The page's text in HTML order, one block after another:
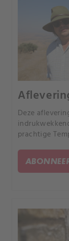
Deze
prachtige
Akko, het
Land, is